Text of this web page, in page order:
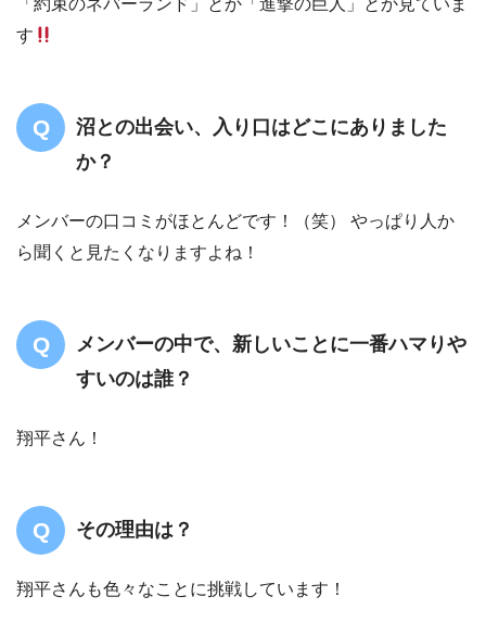
「約束のネバーランド」とか「進撃の巨人」とか見ていま
す
沼との出会い、入り口はどこにありました
か？
メンバーの口コミがほとんどです！（笑） やっぱり人か
ら聞くと見たくなりますよね！
メンバーの中で、新しいことに一番ハマりや
すいのは誰？
翔平さん！
その理由は？
翔平さんも色々なことに挑戦しています！